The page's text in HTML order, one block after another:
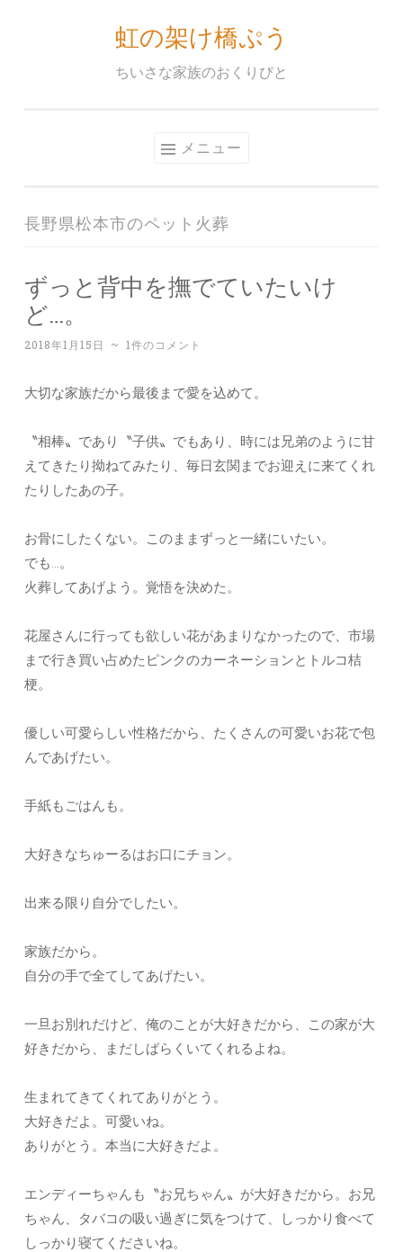
ッ
虹の架け橋ぷう
ちいさな家族のおくりびと
メニュー
長野県松本市のペット火葬
ずっと背中を撫でていたいけ
ど…。
2018年1月15日 ~ 1件のコメント
大切な家族だから最後まで愛を込めて。
〝相棒〟であり〝子供〟でもあり、時には兄弟のように甘
えてきたり拗ねてみたり、毎日玄関までお迎えに来てくれ
たりしたあの子。
お骨にしたくない。このままずっと一緒にいたい。
でも…。
火葬してあげよう。覚悟を決めた。
花屋さんに行っても欲しい花があまりなかったので、市場
まで行き買い占めたピンクのカーネーションとトルコ桔
梗。
優しい可愛らしい性格だから、たくさんの可愛いお花で包
んであげたい。
手紙もごはんも。
大好きなちゅーるはお口にチョン。
出来る限り自分でしたい。
家族だから。
自分の手で全てしてあげたい。
一旦お別れだけど、俺のことが大好きだから、この家が大
好きだから、まだしばらくいてくれるよね。
生まれてきてくれてありがとう。
大好きだよ。可愛いね。
ありがとう。本当に大好きだよ。
エンディーちゃんも〝お兄ちゃん〟が大好きだから。お兄
ちゃん、タバコの吸い過ぎに気をつけて、しっかり食べて
しっかり寝てくださいね。